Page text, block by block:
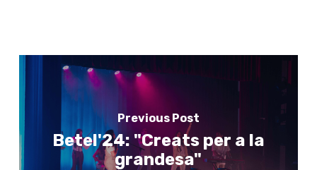
Previous Post
Betel'24: "Creats per a la
grandesa"